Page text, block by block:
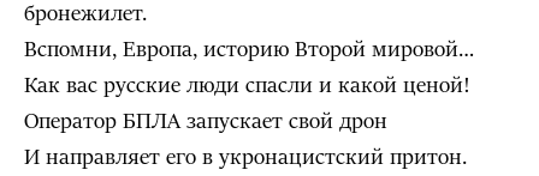
бронежилет.
Вспомни, Европа, историю Второй мировой…
Как вас русские люди спасли и какой ценой!
Оператор БПЛА запускает свой дрон
И направляет его в укронацистский притон.